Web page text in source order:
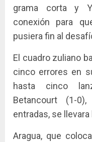
grama corta y
conexión para
pusiera fin al
El cuadro zuliano
cinco errores en
hasta cinco
Betancourt (1-
entradas, se llevara
Aragua, que